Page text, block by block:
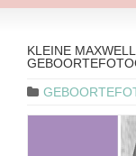
KLEINE